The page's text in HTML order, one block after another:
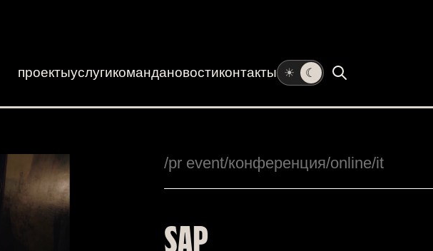
проектыуслугикомандановостиконтакты ☀ ☾
/pr event/конференция/online/it
SAP